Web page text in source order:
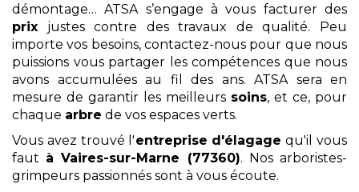
démontage… ATSA s’engage à vous facturer des
prix justes contre des travaux de qualité. Peu
importe vos besoins, contactez-nous pour que nous
puissions vous partager les compétences que nous
avons accumulées au fil des ans. ATSA sera en
mesure de garantir les meilleurs soins, et ce, pour
chaque arbre de vos espaces verts.
Vous avez trouvé l'entreprise d'élagage qu'il vous
faut à Vaires-sur-Marne (77360). Nos arboristes-
grimpeurs passionnés sont à vous écoute.